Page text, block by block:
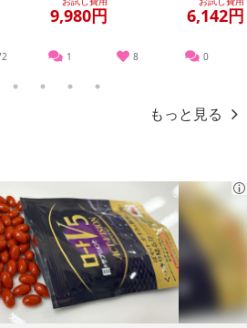
9,980円
1
6,142円
8 0
2 3 4 5
もっと見る